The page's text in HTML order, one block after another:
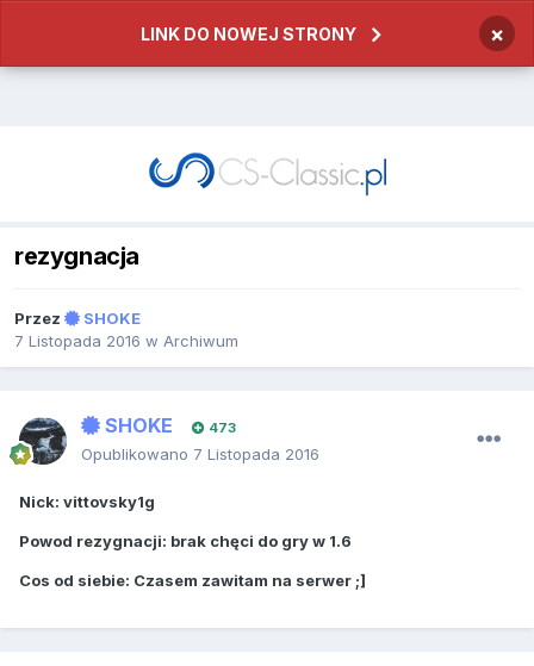
LINK DO NOWEJ STRONY ×
rezygnacja
Przez
SHOKE
7 Listopada 2016 w Archiwum
SHOKE 473
Opublikowano 7 Listopada 2016
Nick: vittovsky1g
Powod rezygnacji: brak chęci do gry w 1.6
Cos od siebie: Czasem zawitam na serwer ;]